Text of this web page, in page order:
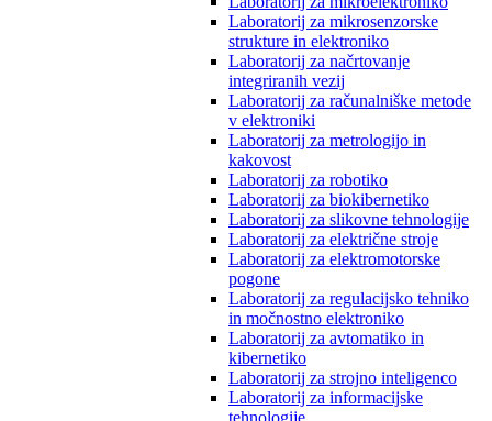
Laboratorij za mikrosenzorske
strukture in elektroniko
Laboratorij za načrtovanje
integriranih vezij
Laboratorij za računalniške metode
v elektroniki
Laboratorij za metrologijo in
kakovost
Laboratorij za robotiko
Laboratorij za biokibernetiko
Laboratorij za slikovne tehnologije
Laboratorij za električne stroje
Laboratorij za elektromotorske
pogone
Laboratorij za regulacijsko tehniko
in močnostno elektroniko
Laboratorij za avtomatiko in
kibernetiko
Laboratorij za strojno inteligenco
Laboratorij za informacijske
tehnologije